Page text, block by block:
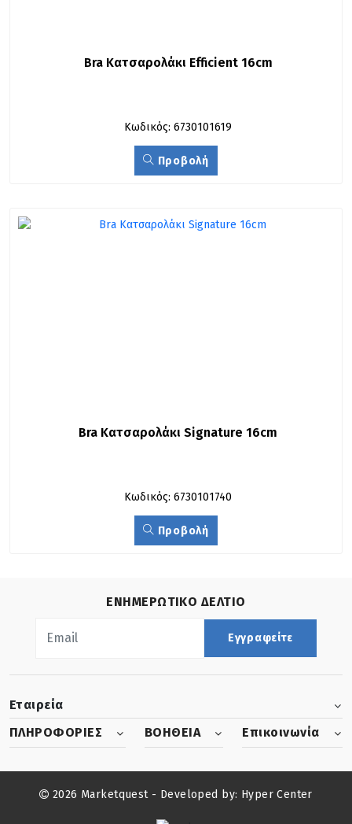
Bra Κατσαρολάκι Efficient 16cm
Κωδικός: 6730101619
Προβολή
Bra Κατσαρολάκι Signature 16cm
Κωδικός: 6730101740
Προβολή
ΕΝΗΜΕΡΩΤΙΚΟ ΔΕΛΤΙΟ
Εγγραφείτε
Εταιρεία
ΠΛΗΡΟΦΟΡΙΕΣ
ΒΟΗΘΕΙΑ Επικοινωνία
2026 Marketquest - Developed by: Hyper Center